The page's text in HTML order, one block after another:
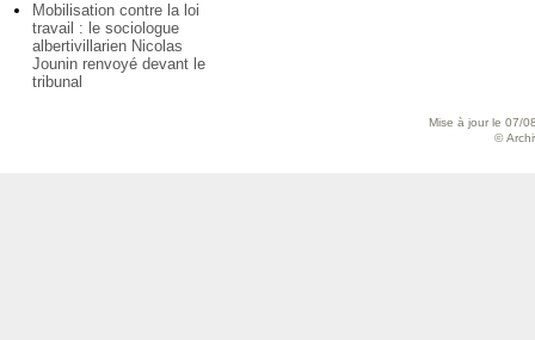
Mobilisation contre la loi
travail : le sociologue
albertivillarien Nicolas
Jounin renvoyé devant le
tribunal
Mise à jour le 07/
©